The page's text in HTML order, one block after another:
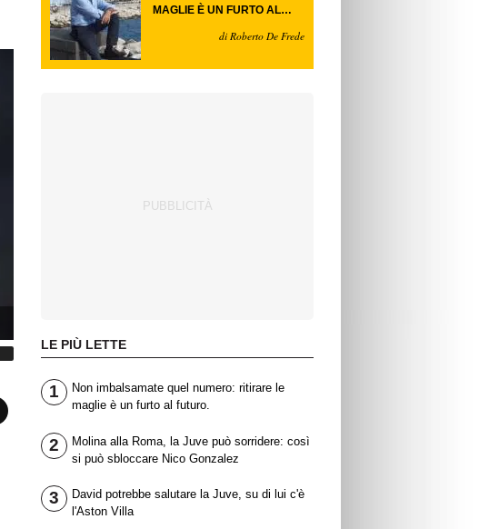
MAGLIE È UN FURTO AL
di Roberto De Frede
LE PIÙ LETTE
1
Non imbalsamate quel numero: ritirare le
maglie è un furto al futuro.
2
Molina alla Roma, la Juve può sorridere: così
si può sbloccare Nico Gonzalez
3
David potrebbe salutare la Juve, su di lui c'è
l'Aston Villa